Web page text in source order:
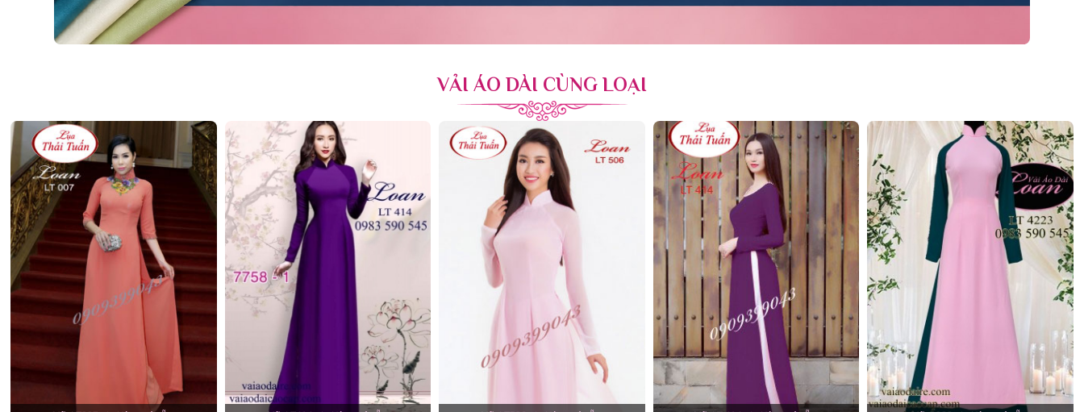
VẢI ÁO DÀI CÙNG LOẠI